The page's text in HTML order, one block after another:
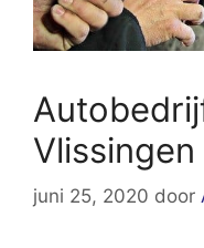
Vlissingen
juni 25, 2020 door